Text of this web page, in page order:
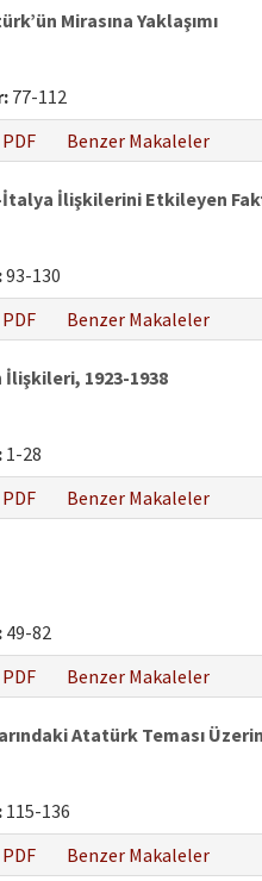
Mirasına Yaklaşımı
77-112
PDF Benzer Makaleler
İtalya İlişkilerini Etkileyen
93-130
PDF Benzer Makaleler
1923-1938
1-28
PDF Benzer Makaleler
49-82
PDF Benzer Makaleler
Atatürk Teması
115-136
PDF Benzer Makaleler